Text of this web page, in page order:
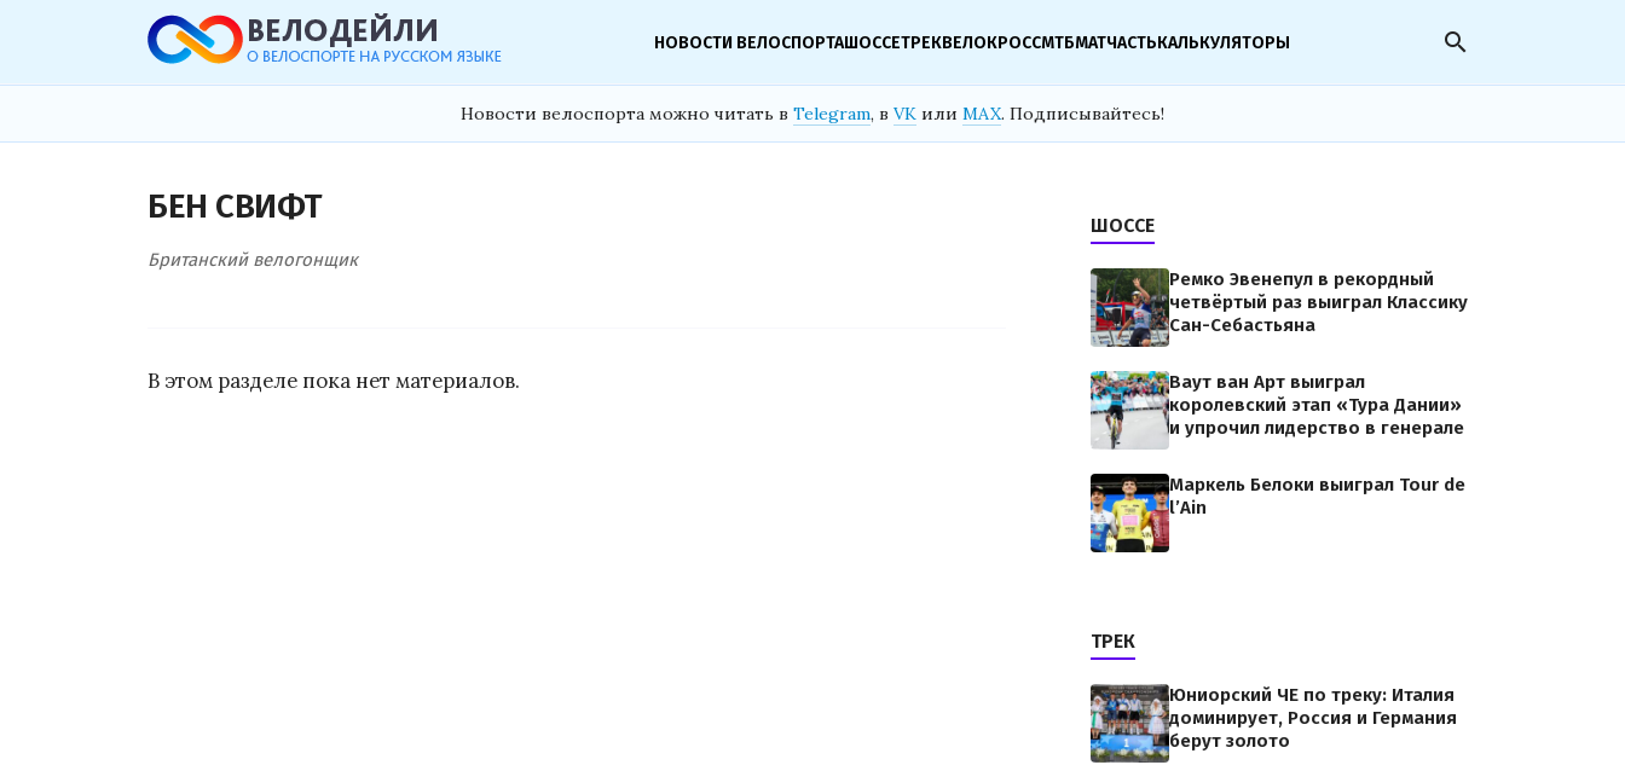
НОВОСТИ ВЕЛОСПОРТАШОССЕТРЕКВЕЛОКРОССМТБМАТЧАСТЬКАЛЬКУЛЯТОРЫ search
Новости велоспорта можно читать в Telegram, в VK или MAX. Подписывайтесь!
БЕН СВИФТ
Британский велогонщик
В этом разделе пока нет материалов.
ШОССЕ
Ремко Эвенепул в рекордный
четвёртый раз выиграл Классику
Сан-Себастьяна
Ваут ван Арт выиграл
королевский этап «Тура Дании»
и упрочил лидерство в генерале
Маркель Белоки выиграл Tour de
l’Ain
ТРЕК
Юниорский ЧЕ по треку: Италия
доминирует, Россия и Германия
берут золото